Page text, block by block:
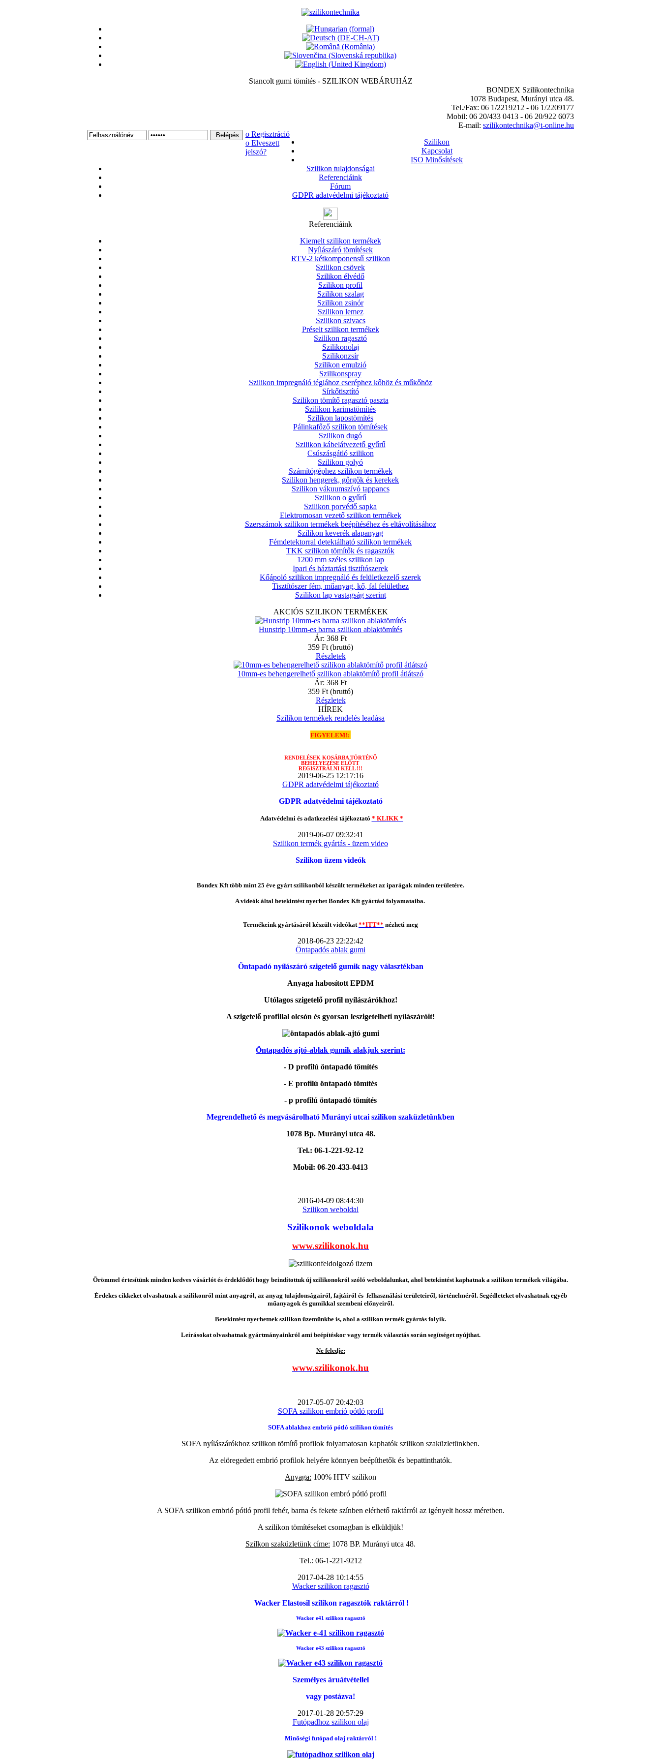
Stancolt gumi tömítés - SZILIKON WEBÁRUHÁZ
BONDEX Szilikontechnika
1078 Budapest, Murányi utca 48.
Tel./Fax: 06 1/2219212 - 06 1/2209177
Mobil: 06 20/433 0413 - 06 20/922 6073
E-mail: szilikontechnika@t-online.hu
ο Regisztráció
ο Elveszett
jelszó?
Szilikon
Kapcsolat
ISO Minősítések
Szilikon tulajdonságai
Referenciáink
Fórum
GDPR adatvédelmi tájékoztató
Referenciáink
Kiemelt szilikon termékek
Nyílászáró tömítések
RTV-2 kétkomponensű szilikon
Szilikon csövek
Szilikon élvédő
Szilikon profil
Szilikon szalag
Szilikon zsinór
Szilikon lemez
Szilikon szivacs
Préselt szilikon termékek
Szilikon ragasztó
Szilikonolaj
Szilikonzsír
Szilikon emulzió
Szilikonspray
Szilikon impregnáló téglához cseréphez kőhöz és műkőhöz
Sírkőtisztító
Szilikon tömítő ragasztó paszta
Szilikon karimatömítés
Szilikon lapostömítés
Pálinkafőző szilikon tömítések
Szilikon dugó
Szilikon kábelátvezető gyűrű
Csúszásgátló szilikon
Szilikon golyó
Számítógéphez szilikon termékek
Szilikon hengerek, gőrgők és kerekek
Szilikon vákuumszívó tappancs
Szilikon o gyűrű
Szilikon porvédő sapka
Elektromosan vezető szilikon termékek
Szerszámok szilikon termékek beépítéséhez és eltávolításához
Szilikon keverék alapanyag
Fémdetektorral detektálható szilikon termékek
TKK szilikon tömítők és ragasztók
1200 mm széles szilikon lap
Ipari és háztartási tisztítószerek
Kőápoló szilikon impregnáló és felületkezelő szerek
Tisztítószer fém, műanyag, kő, fal felülethez
Szilikon lap vastagság szerint
AKCIÓS SZILIKON TERMÉKEK
Hunstrip 10mm-es barna szilikon ablaktömítés
Ár: 368 Ft
359 Ft (bruttó)
Részletek
10mm-es behengerelhető szilikon ablaktömítő profil átlátszó
Ár: 368 Ft
359 Ft (bruttó)
Részletek
HÍREK
Szilikon termékek rendelés leadása
FIGYELEM!:
RENDELÉSEK KOSÁRBA TÖRTÉNŐ
BEHELYEZÉSE ELŐTT
REGISZTRÁLNI KELL !!!
2019-06-25 12:17:16
GDPR adatvédelmi tájékoztató
GDPR adatvédelmi tájékoztató
Adatvédelmi és adatkezelési tájékoztató * KLIKK *
2019-06-07 09:32:41
Szilikon termék gyártás - üzem video
Szilikon üzem videók
Bondex Kft több mint 25 éve gyárt szilikonból készült termékeket az iparágak minden területére.
A videók által betekintést nyerhet Bondex Kft gyártási folyamataiba.
Termékeink gyártásáról készült videókat**ITT** nézheti meg
2018-06-23 22:22:42
Öntapadós ablak gumi
Öntapadó nyílászáró szigetelő gumik nagy választékban
Anyaga habosított EPDM
Utólagos szigetelő profil nyílászárókhoz!
A szigetelő profillal olcsón és gyorsan leszigetelheti nyílászáróit!
Öntapadós ajtó-ablak gumik alakjuk szerint:
- D profilú öntapadó tömítés
- E profilú öntapadó tömítés
- p profilú öntapadó tömítés
Megrendelhető és megvásárolható Murányi utcai szilikon szaküzletünkben
1078 Bp. Murányi utca 48.
Tel.: 06-1-221-92-12
Mobil: 06-20-433-0413
2016-04-09 08:44:30
Szilikon weboldal
Szilikonok weboldala
www.szilikonok.hu
Örömmel értesítünk minden kedves vásárlót és érdeklődőt hogy beindítottuk új szilikonokról szóló weboldalunkat, ahol betekintést kaphatnak a szilikon termékek világába.
Érdekes cikkeket olvashatnak a szilikonról mint anyagról, az anyag tulajdonságairól, fajtáiról és felhasználási területeiről, történelméről. Segédleteket olvashatnak egyéb
műanyagok és gumikkal szembeni előnyeiről.
Betekintést nyerhetnek szilikon üzemünkbe is, ahol a szilikon termék gyártás folyik.
Leírásokat olvashatnak gyártmányainkról ami beépítéskor vagy termék választás során segítséget nyújthat.
Ne feledje:
www.szilikonok.hu
2017-05-07 20:42:03
SOFA szilikon embrió pótló profil
SOFA ablakhoz embrió pótló szilikon tömítés
SOFA nyílászárókhoz szilikon tömítő profilok folyamatosan kaphatók szilikon szaküzletünkben.
Az elöregedett embrió profilok helyére könnyen beépíthetők és bepattinthatók.
Anyaga: 100% HTV szilikon
A SOFA szilikon embrió pótló profil fehér, barna és fekete színben elérhető raktárról az igényelt hossz méretben.
A szilikon tömítéseket csomagban is elküldjük!
Szilkon szaküzletünk címe: 1078 BP. Murányi utca 48.
Tel.: 06-1-221-9212
2017-04-28 10:14:55
Wacker szilikon ragasztó
Wacker Elastosil szilikon ragasztók raktárról !
Wacker e41 szilikon ragasztó
Wacker e43 szilikon ragasztó
Személyes áruátvétellel
vagy postázva!
2017-01-28 20:57:29
Futópadhoz szilikon olaj
Minőségi futópad olaj raktárról !